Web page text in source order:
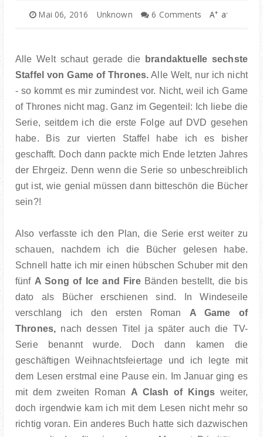
Mai 06, 2016 Unknown 6 Comments A+ a-
Alle Welt schaut gerade die
brandaktuelle sechste
Staffel von Game of Thrones. Alle Welt, nur ich nicht
- so kommt es mir zumindest vor. Nicht, weil ich Game
of Thrones nicht mag. Ganz im Gegenteil: Ich liebe die
Serie, seitdem ich die erste Folge auf DVD gesehen
habe. Bis zur vierten Staffel habe ich es bisher
geschafft. Doch dann packte mich Ende letzten Jahres
der Ehrgeiz. Denn wenn die Serie so unbeschreiblich
gut ist, wie genial müssen dann bitteschön die Bücher
sein?!
Also verfasste ich den Plan, die Serie erst weiter zu
schauen, nachdem ich die Bücher gelesen habe.
Schnell hatte ich mir einen hübschen Schuber mit den
fünf A Song of Ice and FireBänden bestellt, die bis
dato als Bücher erschienen sind. In Windeseile
verschlang ich den ersten Roman A Game of
Thrones, nach dessen Titel ja später auch die TV-
Serie benannt wurde.
Doch dann kamen die
geschäftigen Weihnachtsfeiertage und ich legte mit
dem Lesen erstmal eine Pause ein. Im Januar ging es
mit dem zweiten Roman A Clash of Kings weiter,
doch irgendwie kam ich mit dem Lesen nicht mehr so
richtig voran. Ein anderes Buch hatte sich dazwischen